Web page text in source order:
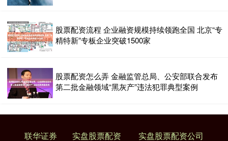
股票配资流程 企业融资规模持续领跑全国 北京“专
精特新”专板企业突破1500家
股票配资怎么弄 金融监管总局、公安部联合发布
第二批金融领域“黑灰产”违法犯罪典型案例
联华证券 实盘股票配资 实盘股票配资公司